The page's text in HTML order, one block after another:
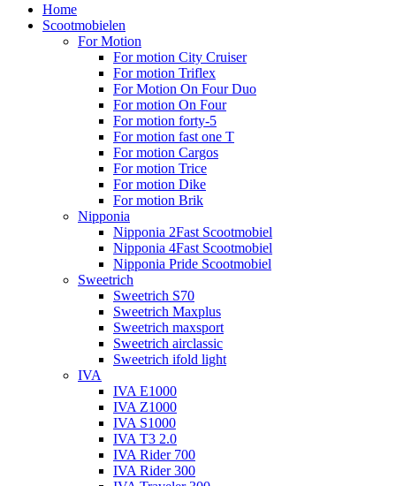
Home
Scootmobielen
For Motion
For motion City Cruiser
For motion Triflex
For Motion On Four Duo
For motion On Four
For motion forty-5
For motion fast one T
For motion Cargos
For motion Trice
For motion Dike
For motion Brik
Nipponia
Nipponia 2Fast Scootmobiel
Nipponia 4Fast Scootmobiel
Nipponia Pride Scootmobiel
Sweetrich
Sweetrich S70
Sweetrich Maxplus
Sweetrich maxsport
Sweetrich airclassic
Sweetrich ifold light
IVA
IVA E1000
IVA Z1000
IVA S1000
IVA T3 2.0
IVA Rider 700
IVA Rider 300